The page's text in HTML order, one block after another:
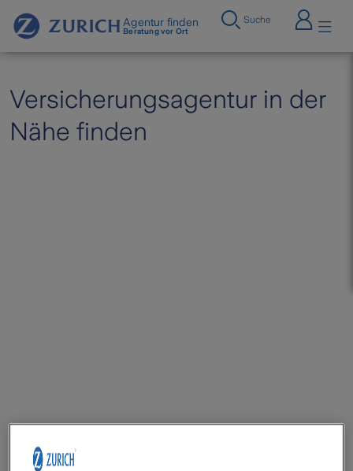
Agentur finden
Beratung vor Ort
Suche
Versicherungsagentur in der
Nähe finden